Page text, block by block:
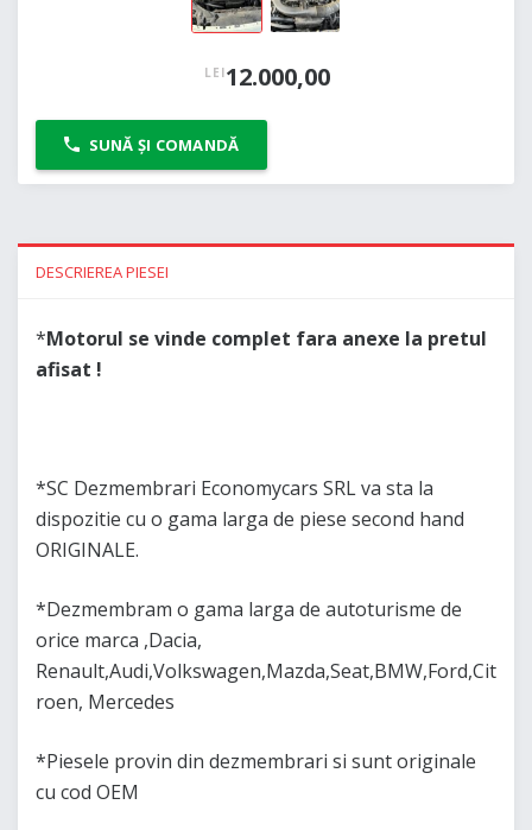
LEI12.000,00
SUNĂ ȘI COMANDĂ
DESCRIEREA PIESEI
*Motorul se vinde complet fara anexe la pretul
afisat !
*SC Dezmembrari Economycars SRL va sta la
dispozitie cu o gama larga de piese second hand
ORIGINALE.
*Dezmembram o gama larga de autoturisme de
orice marca ,Dacia,
Renault,Audi,Volkswagen,Mazda,Seat,BMW,Ford,Cit
roen, Mercedes
*Piesele provin din dezmembrari si sunt originale
cu cod OEM